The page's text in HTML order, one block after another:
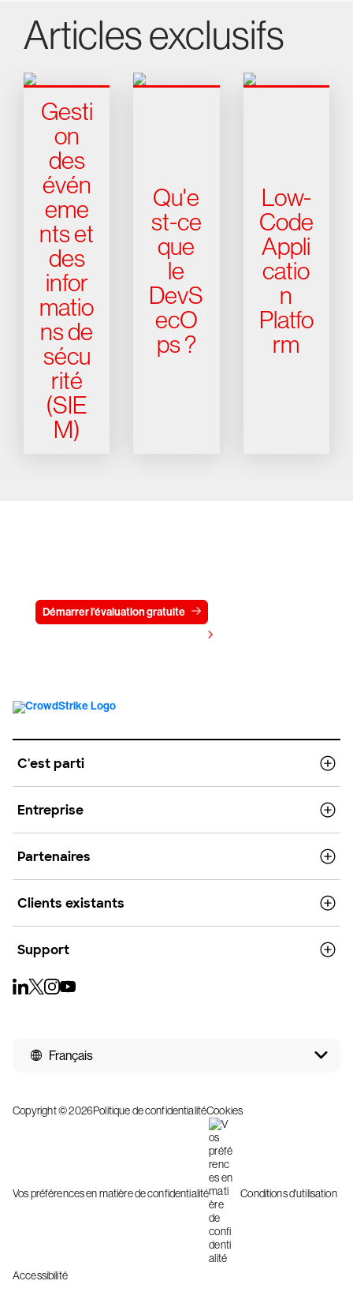
Articles exclusifs
Gesti
on
des
évén
eme
nts et
des
infor
matio
ns de
sécu
rité
(SIE
M)
Qu'e
st-ce
que
le
DevS
ecO
ps ?
Low-
Code
Appli
catio
n
Platfo
rm
Démarrer l'évaluation gratuite
C'est parti
Entreprise
Partenaires
Clients existants
Support
Français
Copyright © 2026Politique de confidentialitéCookies
Vos préférences en matière de confidentialité Conditions d'utilisation
Accessibilité